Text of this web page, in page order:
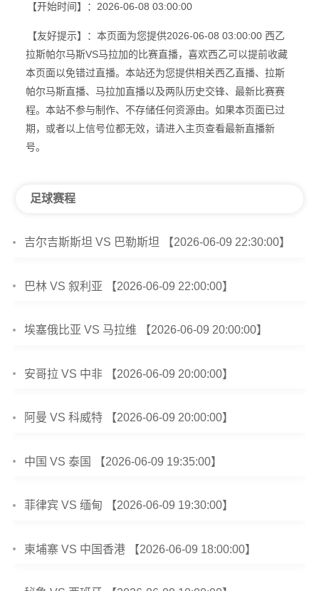
【开始时间】：2026-06-08 03:00:00
【友好提示】：本页面为您提供2026-06-08 03:00:00 西乙
拉斯帕尔马斯VS马拉加的比赛直播，喜欢西乙可以提前收藏
本页面以免错过直播。本站还为您提供相关西乙直播、拉斯
帕尔马斯直播、马拉加直播以及两队历史交锋、最新比赛赛
程。本站不参与制作、不存储任何资源由。如果本页面已过
期，或者以上信号位都无效，请进入主页查看最新直播新
号。
足球赛程
吉尔吉斯斯坦 VS 巴勒斯坦 【2026-06-09 22:30:00】
巴林 VS 叙利亚 【2026-06-09 22:00:00】
埃塞俄比亚 VS 马拉维 【2026-06-09 20:00:00】
安哥拉 VS 中非 【2026-06-09 20:00:00】
阿曼 VS 科威特 【2026-06-09 20:00:00】
中国 VS 泰国 【2026-06-09 19:35:00】
菲律宾 VS 缅甸 【2026-06-09 19:30:00】
柬埔寨 VS 中国香港 【2026-06-09 18:00:00】